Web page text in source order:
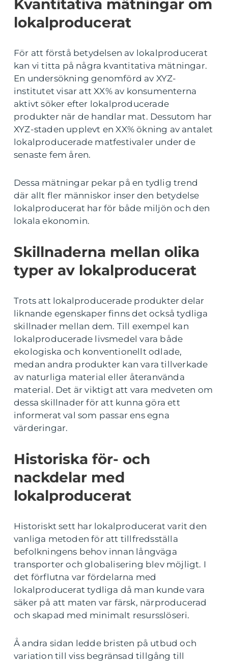
Kvantitativa mätningar om
lokalproducerat
För att förstå betydelsen av lokalproducerat
kan vi titta på några kvantitativa mätningar.
En undersökning genomförd av XYZ-
institutet visar att XX% av konsumenterna
aktivt söker efter lokalproducerade
produkter när de handlar mat. Dessutom har
XYZ-staden upplevt en XX% ökning av antalet
lokalproducerade matfestivaler under de
senaste fem åren.
Dessa mätningar pekar på en tydlig trend
där allt fler människor inser den betydelse
lokalproducerat har för både miljön och den
lokala ekonomin.
Skillnaderna mellan olika
typer av lokalproducerat
Trots att lokalproducerade produkter delar
liknande egenskaper finns det också tydliga
skillnader mellan dem. Till exempel kan
lokalproducerade livsmedel vara både
ekologiska och konventionellt odlade,
medan andra produkter kan vara tillverkade
av naturliga material eller återanvända
material. Det är viktigt att vara medveten om
dessa skillnader för att kunna göra ett
informerat val som passar ens egna
värderingar.
Historiska för- och
nackdelar med
lokalproducerat
Historiskt sett har lokalproducerat varit den
vanliga metoden för att tillfredsställa
befolkningens behov innan långväga
transporter och globalisering blev möjligt. I
det förflutna var fördelarna med
lokalproducerat tydliga då man kunde vara
säker på att maten var färsk, närproducerad
och skapad med minimalt resursslöseri.
Å andra sidan ledde bristen på utbud och
variation till viss begränsad tillgång till